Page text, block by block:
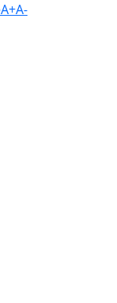
A+A-